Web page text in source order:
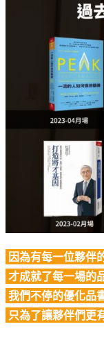
因為有每一位夥伴
才成就了每一場的
我們不停的優化品
只為了讓夥伴們更